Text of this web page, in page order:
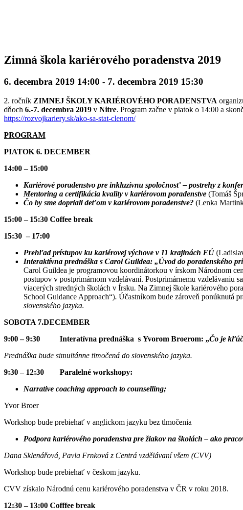
Zimná škola kariérového poradenstva 2019
6. decembra 2019 14:00 - 7. decembra 2019 15:30
2. ročník ZIMNEJ ŠKOLY KARIÉROVÉHO PORADENSTVA
dňoch 6.-7. decembra 2019 v Nitre. Program začne v piatok o 14:00 a
https://rozvojkariery.sk/ako-sa-stat-clenom/
PROGRAM
PIATOK 6. DECEMBER
14:00 – 15:00
Kariérové poradenstvo pre inkluzívnu spoločnosť – postrehy z
Mentoring a certifikácia kvality v kariérovom poradenstve (Tomáš
Čo by sme dopriali deťom v kariérovom poradenstve? (Lenka
15:00 – 15:30 Coffee break
15:30 – 17:00
Prehľad prístupov ku kariérovej výchove v 11 krajinách EÚ
Interaktívna prednáška s Carol Guildea: „Úvod do poradenského
Carol Guildea je programovou koordinátorkou v írskom Národnom
postupov v postprimárnom vzdelávaní. Postprimárnemu
viacerých stredných školách v Írsku. Na Zimnej škole kariérového
School Guidance Approach“). Účastníkom bude zároveň ponúknutá
slovenského jazyka.
SOBOTA 7.DECEMBER
9:00 – 9:30 Interatívna prednáška s Yvorom Broerom: „Čo je
Prednáška bude simultánne tlmočená do slovenského jazyka.
9:30 – 12:30 Paralelné workshopy:
Narrative coaching approach to counselling;
Yvor Broer
Workshop bude prebiehať v anglickom jazyku bez tlmočenia
Podpora kariérového poradenstva pre žiakov na školách – ako
Dana Sklenářová, Pavla Frnková z Centrá vzdělávaní všem (CVV)
Workshop bude prebiehať v českom jazyku.
CVV získalo Národnú cenu kariérového poradenstva v ČR v roku 2018.
12:30 – 13:00 Cofffee break